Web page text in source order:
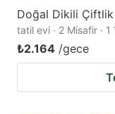
Doğal Dikili Çiftlik
tatil evi · 2 Misafir · 1
₺2.164 /gece